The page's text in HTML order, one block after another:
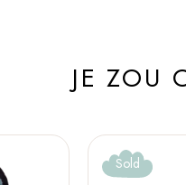
JE ZOU
Sold